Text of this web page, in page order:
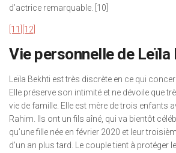
d’actrice remarquable. [10]
[11] [12]
Vie personnelle de Leïla
Leïla Bekhti est très discrète en ce qui
Elle préserve son intimité et ne dévoile que
vie de famille. Elle est mère de trois enfants
Rahim. Ils ont un fils aîné, qui va bientôt
qu’une fille née en février 2020 et leur
d’un an plus tard. Le couple tient à protéger